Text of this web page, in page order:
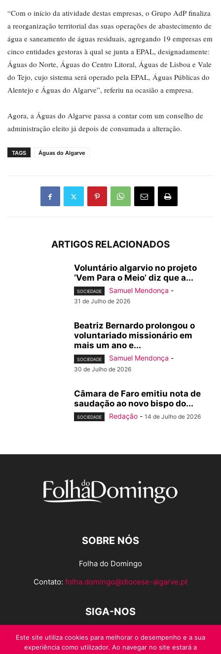
“Com o início da atividade destas empresas, o Grupo AdP finaliza
a reorganização territorial das suas operações de abastecimento de
água e saneamento de águas residuais, agregando 19 empresas em
cinco entidades gestoras à qual se junta a EPAL, designadamente:
Águas do Norte, Águas do Centro Litoral, Águas de Lisboa e Vale
do Tejo, cujo sistema será operado pela EPAL, Águas Públicas do
Alentejo e Águas do Algarve”, referiu na ocasião a empresa.
Agora, a Águas do Algarve passa a contar com um conselho de
administração eleito já depois de consumada a alteração.
TAGS Águas do Algarve
ARTIGOS RELACIONADOS
Voluntário algarvio no projeto
‘Vem Para o Meio’ diz que a...
SOCIEDADE Samuel Mendonça -
31 de Julho de 2026
Beatriz Bernardo prolongou o
voluntariado missionário em
mais um ano e...
SOCIEDADE Samuel Mendonça -
30 de Julho de 2026
Câmara de Faro emitiu nota de
saudação ao novo bispo do...
SOCIEDADE Redação - 14 de Julho de 2026
SOBRE NÓS
Folha do Domingo
Contato: folha.domingo@diocese-algarve.pt
SIGA-NOS
Este site utiliza cookies para melhorar o desempenho e a sua
experiência como utilizador. Ao navegar no site estará a